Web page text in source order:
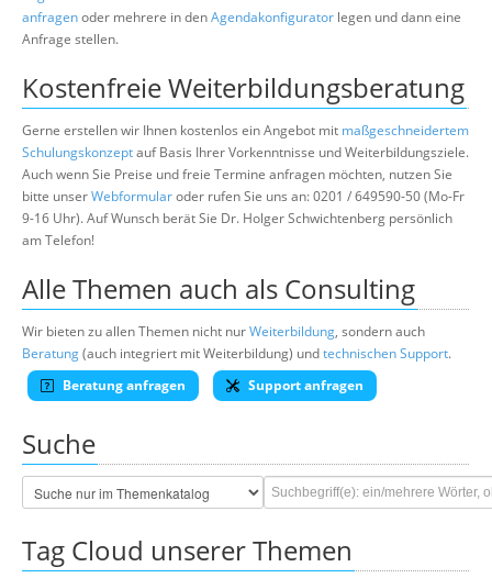
anfragenoder mehrere in denAgendakonfigurator legen und dann eine
Anfrage stellen.
Kostenfreie Weiterbildungsberatung
Gerne erstellen wir Ihnen kostenlos ein Angebot mit maßgeschneidertem
Schulungskonzeptauf Basis Ihrer Vorkenntnisse und Weiterbildungsziele.
Auch wenn Sie Preise und freie Termine anfragen möchten, nutzen Sie
bitte unserWebformularoder rufen Sie uns an: 0201 / 649590-50 (Mo-Fr
9-16 Uhr). Auf Wunsch berät Sie Dr. Holger Schwichtenberg persönlich
am Telefon!
Alle Themen auch als Consulting
Wir bieten zu allen Themen nicht nurWeiterbildung, sondern auch
Beratung(auch integriert mit Weiterbildung) undtechnischen Support.
Beratung anfragen
Support anfragen
Suche
Tag Cloud unserer Themen